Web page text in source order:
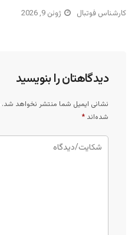
کارشناس فوتبال ژوئن 9, 2026
دیدگاهتان را بنویسید
نشانی ایمیل شما منتشر نخواهد شد.
شده‌اند *